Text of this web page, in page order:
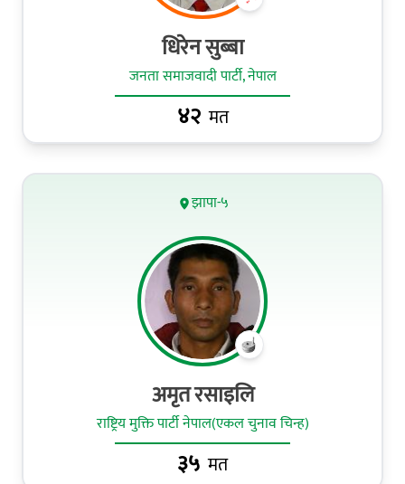
धिरेन सुब्बा
जनता समाजवादी पार्टी, नेपाल
४२ मत
झापा-५
अमृत रसाइलि
राष्ट्रिय मुक्ति पार्टी नेपाल(एकल चुनाव चिन्ह)
३५ मत